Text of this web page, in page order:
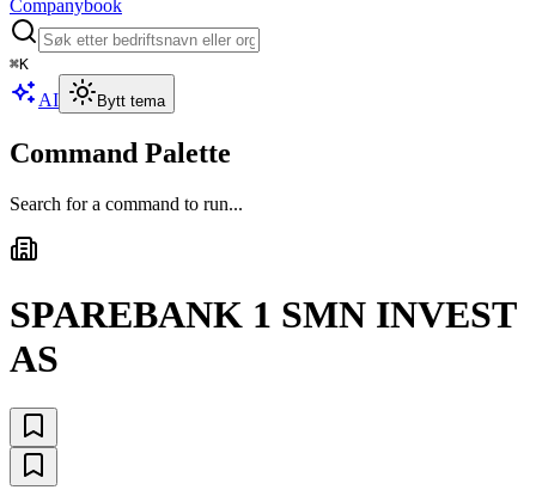
Companybook
⌘K
AI Bytt tema
Command Palette
Search for a command to run...
SPAREBANK 1 SMN INVEST
AS